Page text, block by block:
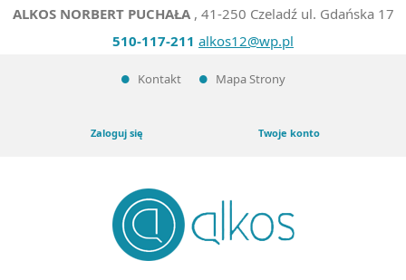
ALKOS NORBERT PUCHAŁA, 41-250 Czeladź ul. Gdańska 17
510-117-211 alkos12@wp.pl
Kontakt Mapa Strony
Zaloguj się Twoje konto